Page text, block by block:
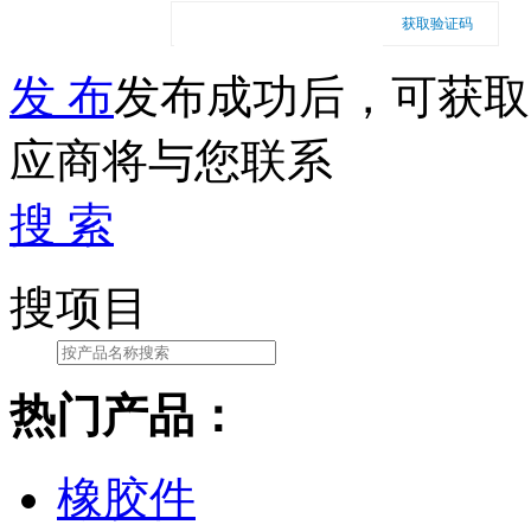
获取验证码
发 布发布成功后，可获
应商将与您联系
搜 索
搜项目
热门产品：
橡胶件